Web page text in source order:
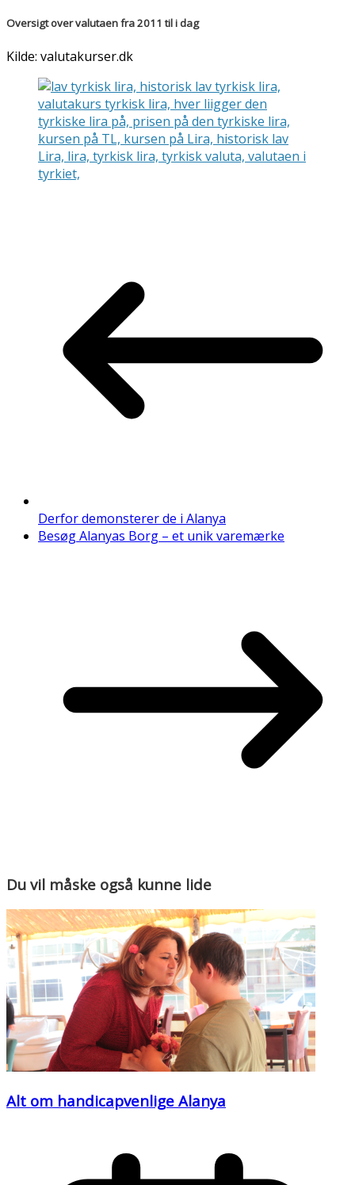
Oversigt over valutaen fra 2011 til i dag
Kilde: valutakurser.dk
Derfor demonsterer de i Alanya
Besøg Alanyas Borg – et unik varemærke
Du vil måske også kunne lide
Alt om handicapvenlige Alanya